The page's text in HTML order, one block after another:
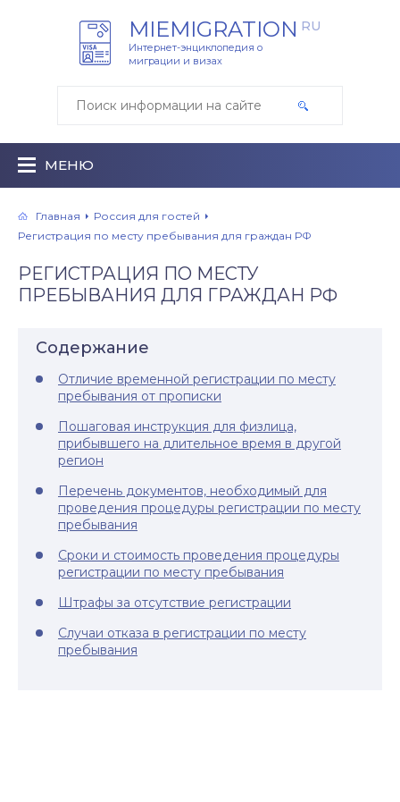
MIEMIGRATION RU
Интернет-энциклопедия о
миграции и визах
МЕНЮ
Главная
Россия для гостей
Регистрация по месту пребывания для граждан РФ
РЕГИСТРАЦИЯ ПО МЕСТУ
ПРЕБЫВАНИЯ ДЛЯ ГРАЖДАН РФ
Содержание
Отличие временной регистрации по месту
пребывания от прописки
Пошаговая инструкция для физлица,
прибывшего на длительное время в другой
регион
Перечень документов, необходимый для
проведения процедуры регистрации по месту
пребывания
Сроки и стоимость проведения процедуры
регистрации по месту пребывания
Штрафы за отсутствие регистрации
Случаи отказа в регистрации по месту
пребывания